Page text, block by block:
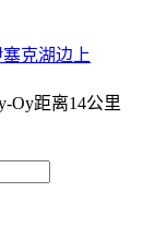
Oy距离14公里